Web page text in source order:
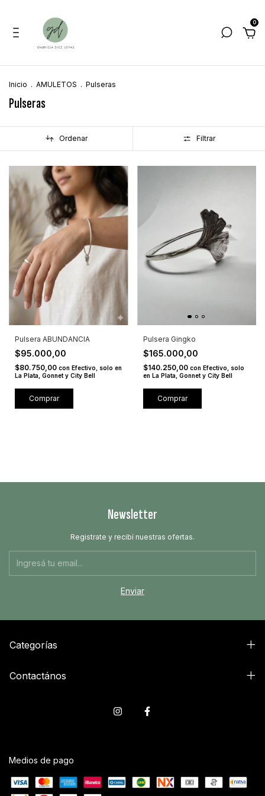
0
Inicio . AMULETOS . Pulseras
Pulseras
Ordenar Filtrar
Pulsera ABUNDANCIA
$95.000,00
$80.750,00 con Efectivo, solo en
La Plata, Gonnet y City Bell
Pulsera Gingko
$165.000,00
$140.250,00 con Efectivo, solo
en La Plata, Gonnet y City Bell
Newsletter
Registrate y recibí nuestras ofertas.
Categorías
Contactános
Medios de pago